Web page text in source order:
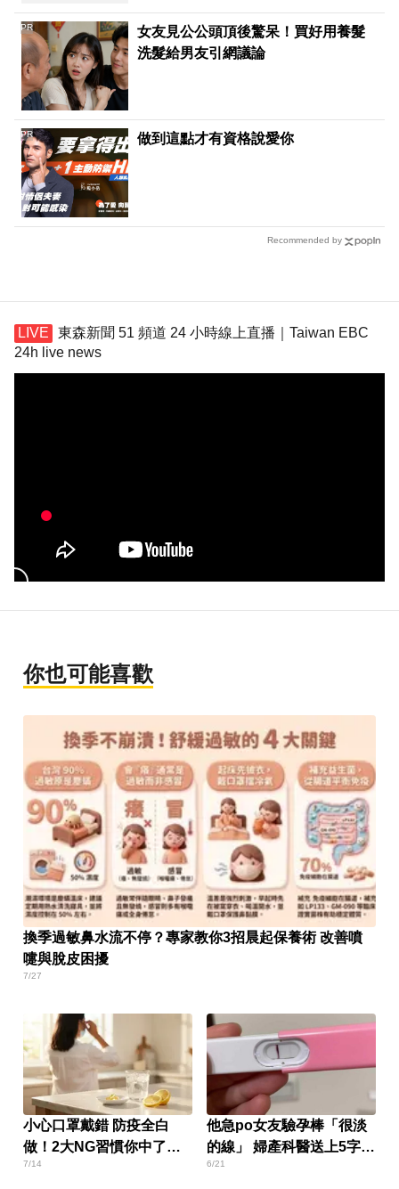
女友見公公頭頂後驚呆！買好用養髮
洗髮給男友引網議論
PR
做到這點才有資格說愛你
PR
Recommended by
東森新聞 51 頻道 24 小時線上直播｜Taiwan EBC
24h live news
你也可能喜歡
換季過敏鼻水流不停？專家教你3招晨起保養術 改善噴
嚏與脫皮困擾
7/27
小心口罩戴錯 防疫全白
做！2大NG習慣你中了
嗎？
7/14
他急po女友驗孕棒「很淡
的線」 婦產科醫送上5字回
答
6/21